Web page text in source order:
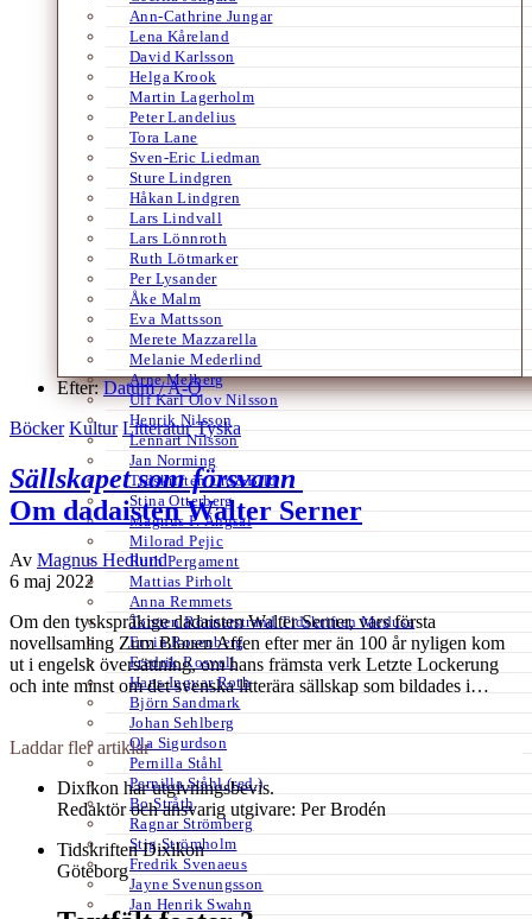
Ann-Cathrine Jungar
Lena Kåreland
David Karlsson
Helga Krook
Martin Lagerholm
Peter Landelius
Tora Lane
Sven-Eric Liedman
Sture Lindgren
Håkan Lindgren
Lars Lindvall
Lars Lönnroth
Ruth Lötmarker
Per Lysander
Åke Malm
Eva Mattsson
Merete Mazzarella
Melanie Mederlind
Arne Melberg
Ulf Karl Olov Nilsson
Henrik Nilsson
Lennart Nilsson
Jan Norming
Tidskriften Ord&Bild
Stina Otterberg
Magnus P. Ängsal
Milorad Pejic
Ruth Pergament
Mattias Pirholt
Anna Remmets
Torsten Rönnerstrand Tidskriften Medusa
Ervin Rosenberg
Fredrik Rosvall
Hans-Ingvar Roth
Björn Sandmark
Johan Sehlberg
Ola Sigurdson
Pernilla Ståhl
Pernilla Ståhl (red.)
Bo Stråth
Ragnar Strömberg
Stig Strömholm
Fredrik Svenaeus
Jayne Svenungsson
Jan Henrik Swahn
Efter:Datum /A-Ö
Böcker Kultur Litteratur Tyska
Sällskapet som försvann
Om dadaisten Walter Serner
Av Magnus Hedlund
6 maj 2022
Om den tyskspråkige dadaisten Walter Serner, vars första
novellsamling Zum Blauen Affen efter mer än 100 år nyligen kom
ut i engelsk översättning, om hans främsta verk Letzte Lockerung
och inte minst om det svenska litterära sällskap som bildades i…
Laddar fler artiklar
Dixikon har utgivningsbevis.
Redaktör och ansvarig utgivare: Per Brodén
Tidskriften Dixikon
Göteborg